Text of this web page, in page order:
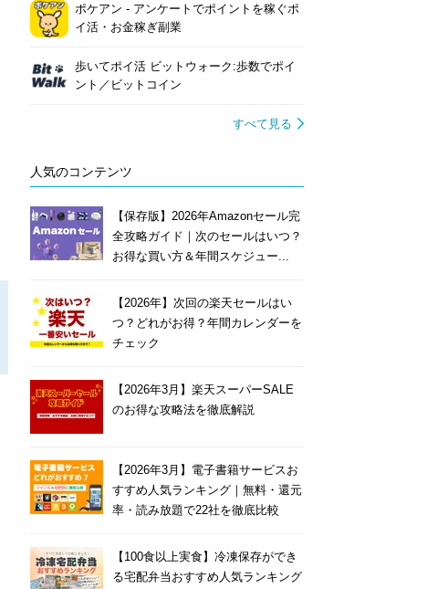
ポケアン - アンケートでポイントを稼ぐポ
イ活・お金稼ぎ副業
歩いてポイ活 ビットウォーク:歩数でポイ
ント／ビットコイン
すべて見る
人気のコンテンツ
【保存版】2026年Amazonセール完
全攻略ガイド｜次のセールはいつ？
お得な買い方＆年間スケジュー...
【2026年】次回の楽天セールはい
つ？どれがお得？年間カレンダーを
チェック
【2026年3月】楽天スーパーSALE
のお得な攻略法を徹底解説
【2026年3月】電子書籍サービスお
すすめ人気ランキング｜無料・還元
率・読み放題で22社を徹底比較
【100食以上実食】冷凍保存ができ
る宅配弁当おすすめ人気ランキング